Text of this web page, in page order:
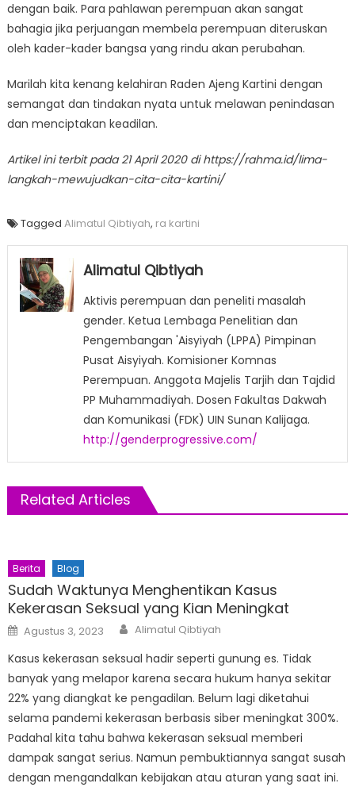
dengan baik. Para pahlawan perempuan akan sangat
bahagia jika perjuangan membela perempuan diteruskan
oleh kader-kader bangsa yang rindu akan perubahan.
Marilah kita kenang kelahiran Raden Ajeng Kartini dengan
semangat dan tindakan nyata untuk melawan penindasan
dan menciptakan keadilan.
Artikel ini terbit pada 21 April 2020 di https://rahma.id/lima-
langkah-mewujudkan-cita-cita-kartini/
Tagged Alimatul Qibtiyah, ra kartini
Alimatul Qibtiyah
Aktivis perempuan dan peneliti masalah
gender. Ketua Lembaga Penelitian dan
Pengembangan 'Aisyiyah (LPPA) Pimpinan
Pusat Aisyiyah. Komisioner Komnas
Perempuan. Anggota Majelis Tarjih dan Tajdid
PP Muhammadiyah. Dosen Fakultas Dakwah
dan Komunikasi (FDK) UIN Sunan Kalijaga.
http://genderprogressive.com/
Related Articles
Berita Blog
Sudah Waktunya Menghentikan Kasus
Kekerasan Seksual yang Kian Meningkat
Posted
on
Agustus 3, 2023 Author
Alimatul Qibtiyah
Kasus kekerasan seksual hadir seperti gunung es. Tidak
banyak yang melapor karena secara hukum hanya sekitar
22% yang diangkat ke pengadilan. Belum lagi diketahui
selama pandemi kekerasan berbasis siber meningkat 300%.
Padahal kita tahu bahwa kekerasan seksual memberi
dampak sangat serius. Namun pembuktiannya sangat susah
dengan mengandalkan kebijakan atau aturan yang saat ini.